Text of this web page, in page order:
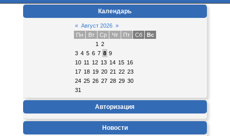
Календарь
« Август 2026 »
Пн
Вт Ср Чт Пт Сб
Вс
1 2
3 4 5 6 7 8 9
10 11 12 13 14 15 16
17 18 19 20 21 22 23
24 25 26 27 28 29 30
31
Авторизация
Новости